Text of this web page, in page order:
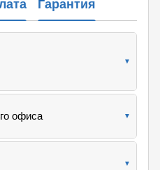
Гарантия
▼
офиса ▼
▼